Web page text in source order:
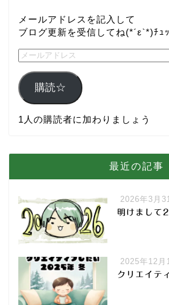
メールアドレスを記入して
ブログ更新を受信してね(*´ε`*)ﾁｭ
購読☆
1人の購読者に加わりましょう
最近の記事
2026年3月
明けまし
2025年12月
クリエイテ